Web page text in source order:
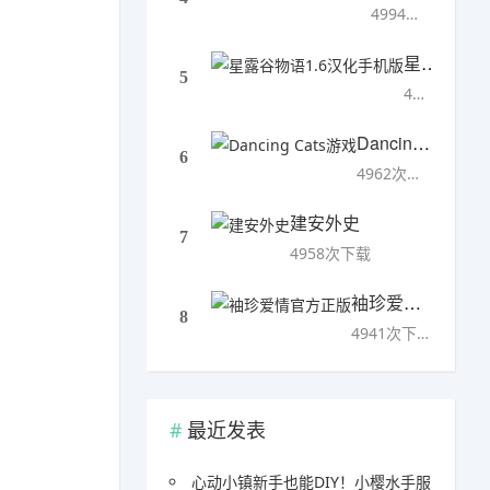
4994次下载
5
星露谷物语1.6汉化手机版
4993次下载
6
Dancing Cats游戏
4962次下载
7
建安外史
4958次下载
8
袖珍爱情官方正版
4941次下载
最近发表
心动小镇新手也能DIY！小樱水手服